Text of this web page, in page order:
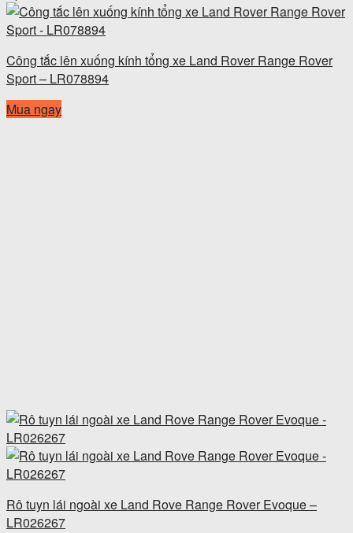
Công tắc lên xuống kính tổng xe Land Rover Range Rover
Sport – LR078894
Mua ngay
Rô tuyn lái ngoài xe Land Rove Range Rover Evoque –
LR026267